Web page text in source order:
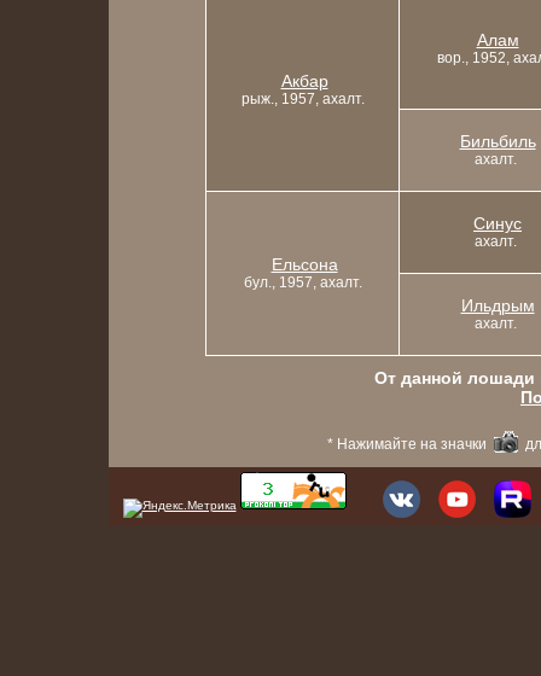
Акбар
рыж., 1957, ахалт.
Алам
вор., 1952,
Бильбиль
ахалт.
Ельсона
бул., 1957, ахалт.
Синус
ахалт.
Ильдрым
ахалт.
От данной лошади
* Нажимайте на значки